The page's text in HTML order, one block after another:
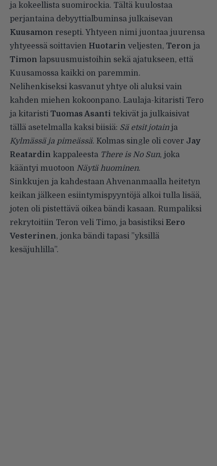
ja kokeellista suomirockia. Tältä kuulostaa
perjantaina debyyttialbuminsa julkaisevan
Kuusamon resepti. Yhtyeen nimi juontaa juurensa
yhtyeessä soittavien Huotarin veljesten, Teron ja
Timon lapsuusmuistoihin sekä ajatukseen, että
Kuusamossa kaikki on paremmin.
Nelihenkiseksi kasvanut yhtye oli aluksi vain
kahden miehen kokoonpano. Laulaja-kitaristi Tero
ja kitaristi Tuomas Asanti tekivät ja julkaisivat
tällä asetelmalla kaksi biisiä: Sä etsit jotainja
Kylmässä ja pimeässä. Kolmas single oli cover Jay
Reatardin kappaleesta There is No Sun, joka
kääntyi muotoon Näytä huominen.
Sinkkujen ja kahdestaan Ahvenanmaalla heitetyn
keikan jälkeen esiintymispyyntöjä alkoi tulla lisää,
joten oli pistettävä oikea bändi kasaan. Rumpaliksi
rekrytoitiin Teron veli Timo, ja basistiksi Eero
Vesterinen, jonka bändi tapasi ”yksillä
kesäjuhlilla”.